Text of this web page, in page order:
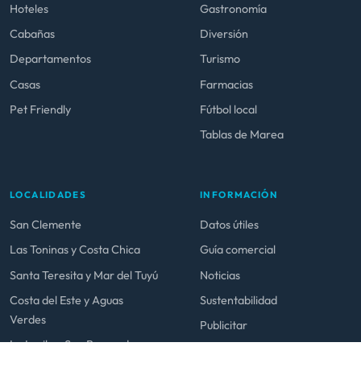
Hoteles
Cabañas
Departamentos
Casas
Pet Friendly
Gastronomía
Diversión
Turismo
Farmacias
Fútbol local
Tablas de Marea
LOCALIDADES
San Clemente
Las Toninas y Costa Chica
Santa Teresita y Mar del Tuyú
Costa del Este y Aguas
Verdes
La Lucila y San Bernardo
INFORMACIÓN
Datos útiles
Guía comercial
Noticias
Sustentabilidad
Publicitar